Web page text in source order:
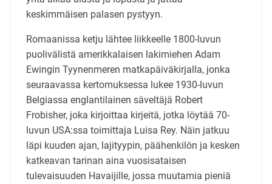
keskimmäisen palasen pystyyn.
Romaanissa ketju lähtee liikkeelle 1800-luvun
puolivälistä amerikkalaisen lakimiehen Adam
Ewingin Tyynenmeren matkapäiväkirjalla, jonka
seuraavassa kertomuksessa lukee 1930-luvun
Belgiassa englantilainen säveltäjä Robert
Frobisher, joka kirjoittaa kirjeitä, jotka löytää 70-
luvun USA:ssa toimittaja Luisa Rey. Näin jatkuu
läpi kuuden ajan, lajityypin, päähenkilön ja kesken
katkeavan tarinan aina vuosisataisen
tulevaisuuden Havaijille, jossa muutamia pieniä